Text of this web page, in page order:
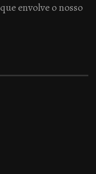
envolve o nosso